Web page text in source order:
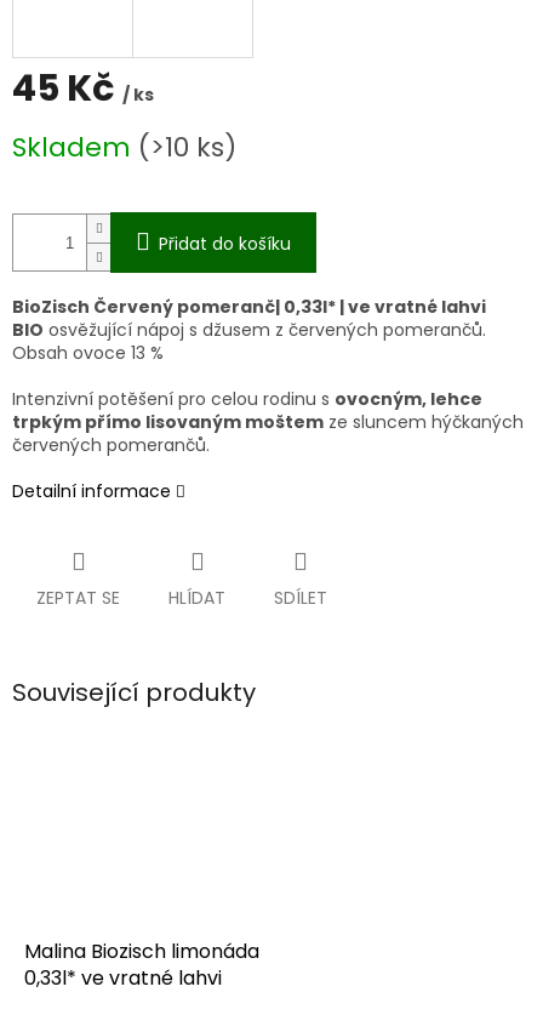
45 Kč / ks
cena:
Skladem (>10 ks)
Přidat do košíku
BioZisch Červený pomeranč| 0,33l* | ve vratné lahvi
BIO osvěžující nápoj s džusem z červených pomerančů.
Obsah ovoce 13 %
Intenzivní potěšení pro celou rodinu s ovocným, lehce
trpkým přímo lisovaným moštem ze sluncem hýčkaných
červených pomerančů.
Detailní informace
ZEPTAT SE HLÍDAT SDÍLET
Související produkty
Malina Biozisch limonáda
0,33l* ve vratné lahvi